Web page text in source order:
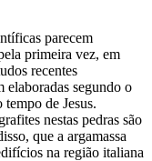
parecem
primeira vez, em
recentes
elaboradas segundo o
de Jesus.
nestas pedras são
que a argamassa
na região italiana